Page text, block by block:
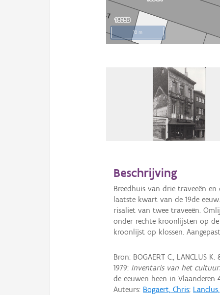
10 m
Beschrijving
Breedhuis van drie traveeën
laatste kwart van de 19de
risaliet van twee traveeën.
onder rechte kroonlijsten op de
kroonlijst op klossen.
Bron: BOGAERT C., LANCLUS
1979: Inventaris van het
de eeuwen heen in Vlaanderen
Auteurs: Bogaert, Chris;